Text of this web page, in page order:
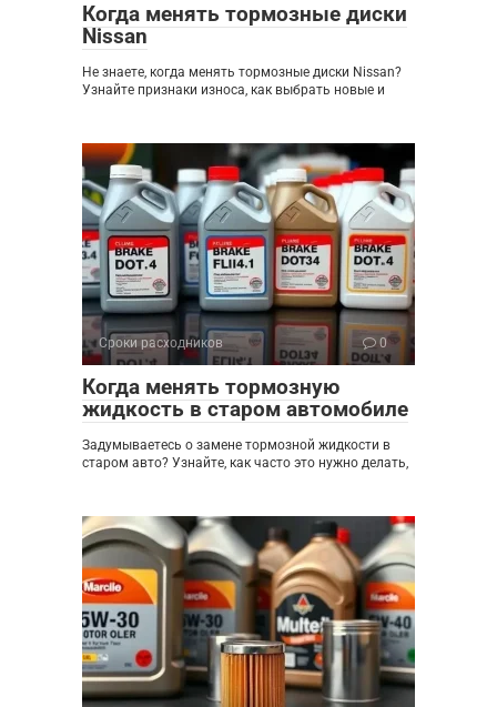
Когда менять тормозные диски
Nissan
Не знаете, когда менять тормозные диски Nissan?
Узнайте признаки износа, как выбрать новые и
Сроки расходников 0
Когда менять тормозную
жидкость в старом автомобиле
Задумываетесь о замене тормозной жидкости в
старом авто? Узнайте, как часто это нужно делать,